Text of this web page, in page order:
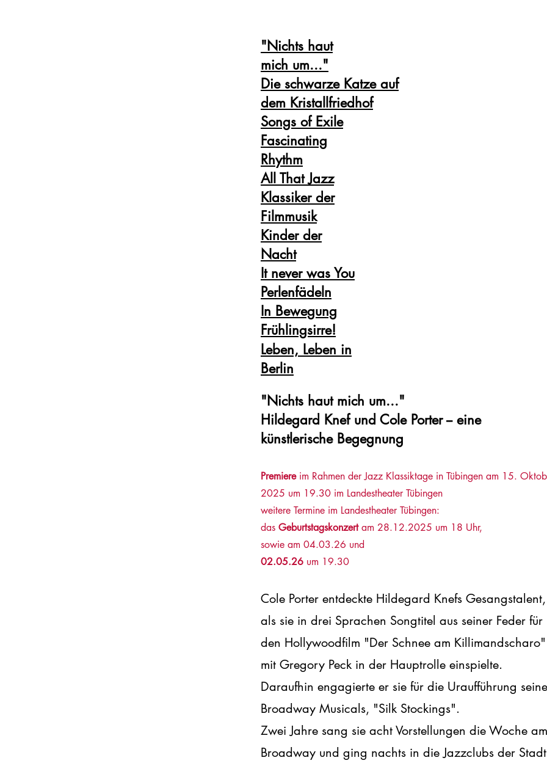
"Nichts haut
mich um..."
Die schwarze Katze auf
dem Kristallfriedhof
Songs of Exile
Fascinating
Rhythm
All That Jazz
Klassiker der
Filmmusik
Kinder der
Nacht
It never was You
Perlenfädeln
In Bewegung
Frühlingsirre!
Leben, Leben in
Berlin
"Nichts hautmich um..."
Hildegard Knef und Cole Porter -- eine
künstlerische Begegnung
Premiereim Rahmen der Jazz Klassiktage in Tübingen am 15.
2025 um 19.30 im Landestheater Tübingen
weitere Termine im Landestheater Tübingen:
das Geburtstagskonzertam 28.12.2025 um 18 Uhr,
sowie am 04.03.26 und
02.05.26 um 19.30
Cole Porter entdeckte Hildegard Knefs Gesangstalent,
als sie in drei Sprachen Songtitel aus seiner Feder für
den Hollywoodfilm "Der Schnee am Killimandscharo"
mit Gregory Peck in der Hauptrolle einspielte.
Daraufhin engagierte er sie für die Uraufführung
Broadway Musicals, "Silk Stockings".
Zwei Jahre sang sie acht Vorstellungen die Woche am
Broadway und ging nachts in die Jazzclubs der